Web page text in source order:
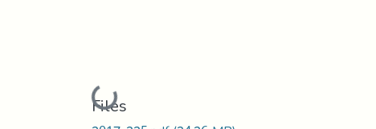
Loading...
Files